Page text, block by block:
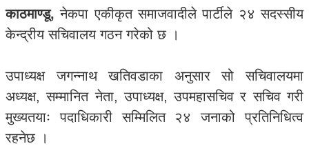
काठमाण्डू, नेकपा एकीकृत समाजवादीले पार्टीले २४ सदस्सीय
केन्द्रीय सचिवालय गठन गरेको छ ।
उपाध्यक्ष जगन्नाथ खतिवडाका अनुसार सो सचिवालयमा
अध्यक्ष, सम्मानित नेता, उपाध्यक्ष, उपमहासचिव र सचिव गरी
मुख्यतयाः पदाधिकारी सम्मिलित २४ जनाको प्रतिनिधित्व
रहनेछ ।